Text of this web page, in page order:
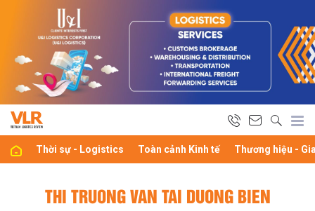
Thời sự - Logistics Toàn cảnh Kinh tế Thương hiệu -
THI TRUONG VAN TAI DUONG BIEN